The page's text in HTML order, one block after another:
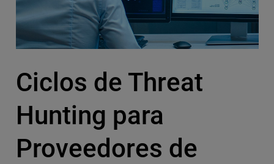
Ciclos de Threat
Hunting para
Proveedores de